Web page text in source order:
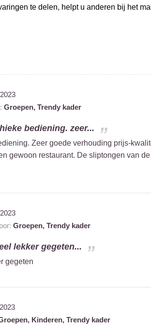
te delen, helpt u anderen bij het
Groepen, Trendy kader
bediening. zeer...
Zeer goede verhouding prijs-
gewoon restaurant. De sliptongen van
Groepen, Trendy kader
lekker gegeten...
gegeten
Kinderen, Trendy kader